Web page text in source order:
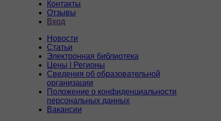
Контакты
Отзывы
Вход
Новости
Статьи
Электронная библиотека
Цены | Регионы
Сведения об образовательной
организации
Положение о конфиденциальности
персональных данных
Вакансии